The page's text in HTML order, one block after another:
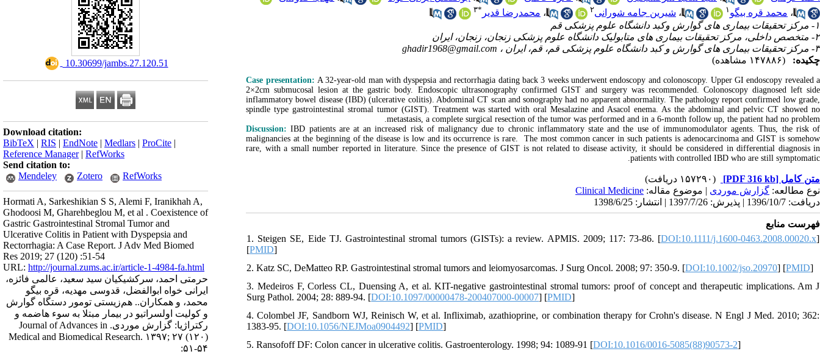
‎ 10.30699/jambs.27.120.51
Download citation:
BibTeX | RIS | EndNote | Medlars | ProCite |
Reference Manager| RefWorks
Send citation to:
Mendeley
Zotero RefWorks
Hormati A, Sarkeshikian S S, Alemi F, Iranikhah A,
Ghodoosi M, Gharehbeglou M, et al . Coexistence of
Gastric Gastrointestinal Stromal Tumor and
Ulcerative Colitis in Patient with Dyspepsia and
Rectorrhagia: A Case Report. J Adv Med Biomed
Res 2019; 27 (120) :51-54
URL: http://journal.zums.ac.ir/article-1-4984-fa.html
حرمتی احمد، سرکشیکیان سید سعید، عالمی فائزه،
ایرانی خواه ابوالفضل، قدوسی مهدیه، قره بیگو
محمد، و همکاران.. هم‌زیستی تومور دستگاه گوارش
و کولیت اولسراتیو در بیمار مبتلا به سوء هاضمه و
رکتراژیا: گزارش موردی. Journal of Advances in
Medical and Biomedical Research. ۱۳۹۷; ۲۷ (۱۲۰)
:۵۱-۵۴
، محمد قره بیگو ۱ ، شیرین جامه شورانی۲ ، محمدرضا قدیر *۳
۱- مرکز تحقیقات بیماری های گوارش وکبد دانشگاه علوم پزشکی قم
۲- متخصص داخلی، مرکز تحقیقات بیماری های متابولیک دانشگاه علوم پزشکی زنجان، زنجان، ایران
۳- مرکز تحقیقات بیماری های گوارش و کبد دانشگاه علوم پزشکی قم، قم، ایران ،
ghadir1968@gmail.com
چکیده:
(۱۴۷۸۸۶ مشاهده)
Case presentation: A 32-year-old man with dyspepsia and rectorrhagia dating back 3 weeks underwent endoscopy and colonoscopy. Upper GI endoscopy revealed a
2×2cm submucosal lesion at the gastric body. Endoscopic ultrasonography confirmed GIST and surgery was recommended. Colonoscopy diagnosed left side
inflammatory bowel disease (IBD) (ulcerative colitis). Abdominal CT scan and sonography had no apparent abnormality. The pathology report confirmed low grade,
spindle type gastrointestinal stromal tumor (GIST). Treatment was started with oral Mesalazine and Asacol enema. As the abdominal and pelvic CT showed no
metastasis, a complete surgical resection of the tumor was performed and in a 6-month follow up, the patient had no problem.
Discussion:IBD patients are at an increased risk of malignancy due to chronic inflammatory state and the use of immunomodulator agents. Thus, the risk of
malignancies at the beginning of the disease is low and its occurrence is rare. The most common cancer in such patients is adenocarcinoma and GIST is somehow
rare, with a small number reported in literature. Since the presence of GIST is not related to disease activity, it should be considered in differential diagnosis in
patients with controlled IBD who are still symptomatic.
متن کامل [PDF 316 kb]
(۱۵۷۲۹۰ دریافت)
نوع مطالعه: گزارش موردی | موضوع مقاله: Clinical Medicine
دریافت: 1396/10/7 | پذیرش: 1397/7/26 | انتشار: 1398/6/25
فهرست منابع
1. Steigen SE, Eide TJ. Gastrointestinal stromal tumors (GISTs): a review. APMIS. 2009; 117: 73-86. [DOI:10.1111/j.1600-0463.2008.00020.x]
[PMID]
2. Katz SC, DeMatteo RP. Gastrointestinal stromal tumors and leiomyosarcomas. J Surg Oncol. 2008; 97: 350-9. [DOI:10.1002/jso.20970] [PMID]
3. Medeiros F, Corless CL, Duensing A, et al. KIT-negative gastrointestinal stromal tumors: proof of concept and therapeutic implications. Am J
Surg Pathol. 2004; 28: 889-94. [DOI:10.1097/00000478-200407000-00007] [PMID]
4. Colombel JF, Sandborn WJ, Reinisch W, et al. Infliximab, azathioprine, or combination therapy for Crohn's disease. N Engl J Med. 2010; 362:
1383-95. [DOI:10.1056/NEJMoa0904492] [PMID]
5. Ransofoff DF: Colon cancer in ulcerative colitis. Gastroenterology. 1998; 94: 1089-91 [DOI:10.1016/0016-5085(88)90573-2]